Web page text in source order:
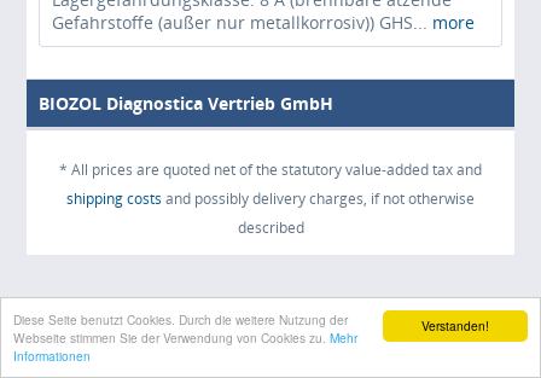
Verstanden!
Diese Seite benutzt Cookies. Durch die weitere Nutzung der
Webseite stimmen Sie der Verwendung von Cookies zu. Mehr
Informationen
Gefahrstoffe (außer nur metallkorrosiv)) GHS... more
BIOZOL Diagnostica Vertrieb GmbH
* All prices are quoted net of the statutory value-added tax and
shipping costs and possibly delivery charges, if not otherwise
described